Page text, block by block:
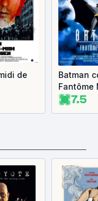
de
Batman
Fantôme
7.5